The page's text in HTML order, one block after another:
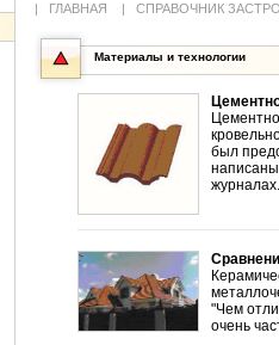
| ГЛАВНАЯ | СПРАВОЧНИК
Материалы и технологии
был
журналах.
"Чем
очень